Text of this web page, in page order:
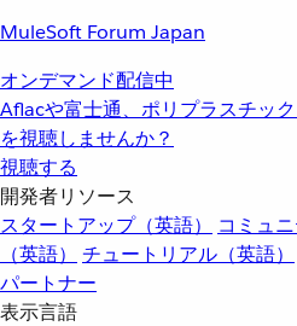
MuleSoft Forum Japan
オンデマンド配信中
Aflacや富士通、ポリプラスチッ
を視聴しませんか？
視聴する
開発者リソース
スタートアップ（英語）
コミュニ
（英語）
チュートリアル（英語）
パートナー
表示言語